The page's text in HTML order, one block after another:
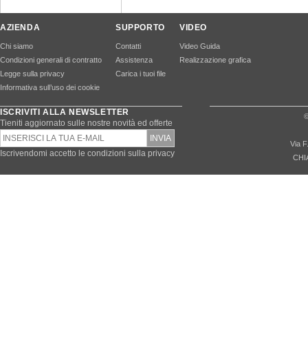
AZIENDA
Chi siamo
Condizioni generali di contratto
Legge sulla privacy
Informativa sull’uso dei cookie
SUPPORTO
Contatti
Assistenza
Carica i tuoi file
VIDEO
Video Guida
Realizzazione grafica
ISCRIVITI ALLA NEWSLETTER
Tieniti aggiornato sulle nostre novità ed offerte
Iscrivendomi accetto le condizioni sulla privacy
Via